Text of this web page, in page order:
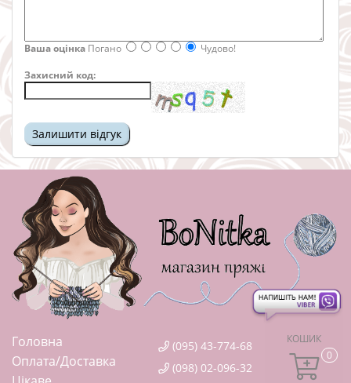
КОШИК
0
Ваша оцінка Погано
Чудово!
Захисний код:
Головна
Оплата/Доставка
(095) 43-774-68
(098) 02-096-32